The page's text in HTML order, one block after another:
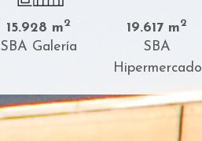
15.928 m2
SBA Galería
19.617 m2
SBA
Hipermercado